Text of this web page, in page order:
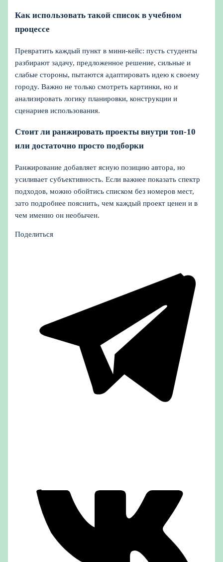
Как использовать такой список в учебном
процессе
Превратить каждый пункт в мини-кейс: пусть студенты
разбирают задачу, предложенное решение, сильные и
слабые стороны, пытаются адаптировать идею к своему
городу. Важно не только смотреть картинки, но и
анализировать логику планировки, конструкции и
сценариев использования.
Стоит ли ранжировать проекты внутри топ-10
или достаточно просто подборки
Ранжирование добавляет ясную позицию автора, но
усиливает субъективность. Если важнее показать спектр
подходов, можно обойтись списком без номеров мест,
зато подробнее пояснить, чем каждый проект ценен и в
чем именно он необычен.
Поделиться